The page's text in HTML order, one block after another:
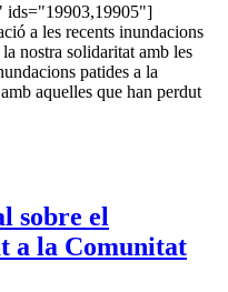
ids="19903,19905"]
a les recents inundacions
nostra solidaritat amb les
patides a la
aquelles que han perdut
sobre el
a la Comunitat